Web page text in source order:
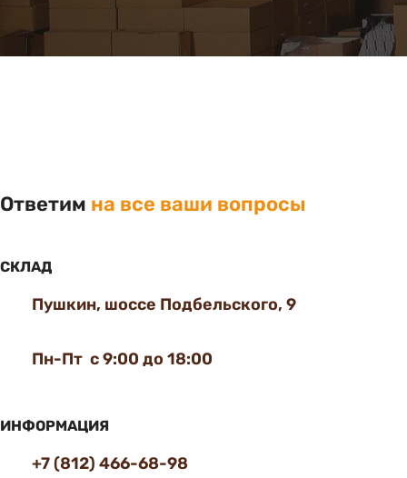
Ответим на все ваши вопросы
СКЛАД
Пушкин, шоссе Подбельского, 9
Пн-Пт с 9:00 до 18:00
ИНФОРМАЦИЯ
+7 (812) 466-68-98